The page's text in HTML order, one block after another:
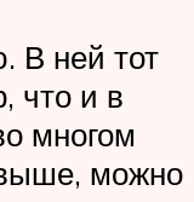
В ней тот
что и в
многом
можно